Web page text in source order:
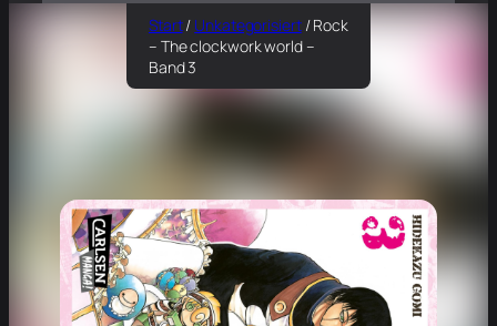
Start/ Unkategorisiert/ Rock
– The clockwork world –
Band 3